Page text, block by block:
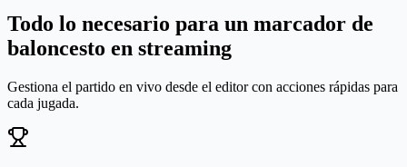
Todo lo necesario para un marcador de
baloncesto en streaming
Gestiona el partido en vivo desde el editor con acciones rápidas para
cada jugada.